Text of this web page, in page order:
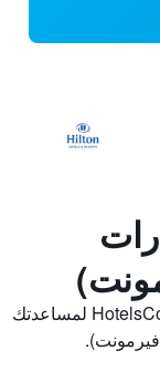
استخدم نصائحنا المستندة إلى بيانات HotelsCombined لمساعدتك